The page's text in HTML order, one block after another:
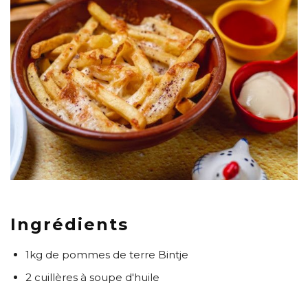
Ingrédients
1kg de pommes de terre Bintje
2 cuillères à soupe d'huile